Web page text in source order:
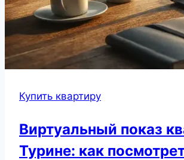
Купить квартиру
Виртуальный показ
Турине: как